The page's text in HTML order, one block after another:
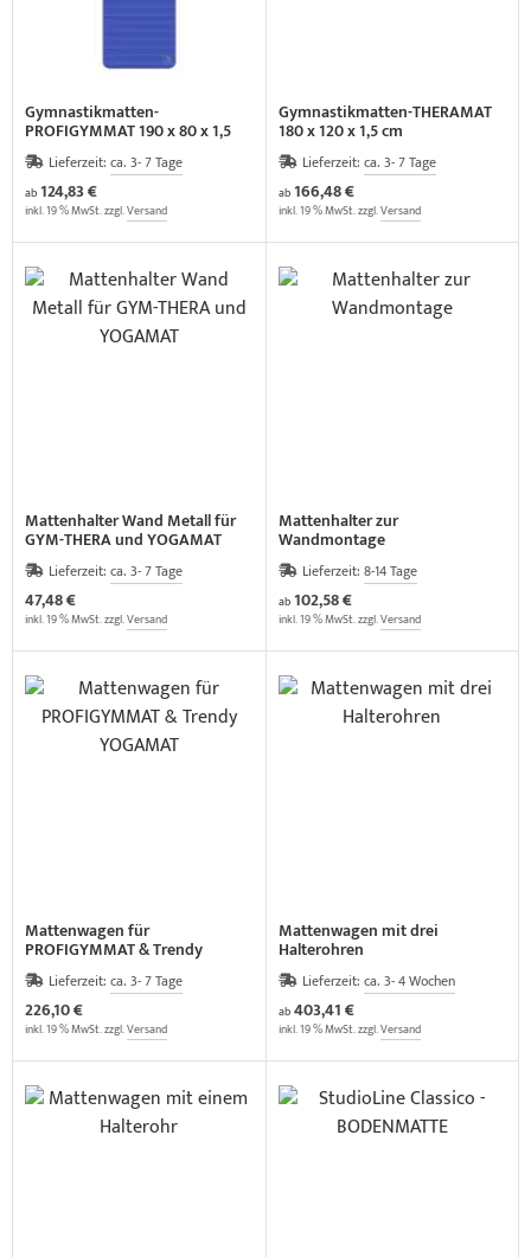
Gymnastikmatten-
PROFIGYMMAT 190 x 80 x 1,5
cm Lieferzeit: ca. 3- 7 Tage
ab124,83 €
inkl. 19 % MwSt. zzgl.Versand
Gymnastikmatten-THERAMAT
180 x 120 x 1,5 cm
Lieferzeit: ca. 3- 7 Tage
ab166,48 €
inkl. 19 % MwSt. zzgl.Versand
Mattenhalter Wand Metall für
GYM-THERA und YOGAMAT
Lieferzeit: ca. 3- 7 Tage
47,48 €
inkl. 19 % MwSt. zzgl.Versand
Mattenhalter zur
Wandmontage
Lieferzeit: 8-14 Tage
ab102,58 €
inkl. 19 % MwSt. zzgl.Versand
Mattenwagen für
PROFIGYMMAT & Trendy
YOGAMAT
Lieferzeit: ca. 3- 7 Tage
226,10 €
inkl. 19 % MwSt. zzgl.Versand
Mattenwagen mit drei
Halterohren
Lieferzeit: ca. 3- 4 Wochen
ab403,41 €
inkl. 19 % MwSt. zzgl.Versand